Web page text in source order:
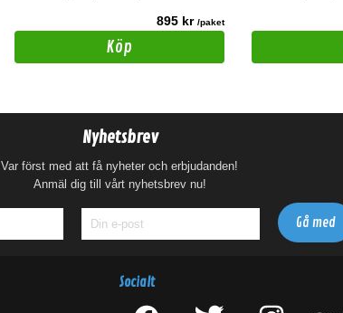
895 kr /paket
Köp
Nyhetsbrev
Var först med att få nyheter och erbjudanden!
Anmäl dig till vårt nyhetsbrev nu!
Socialt